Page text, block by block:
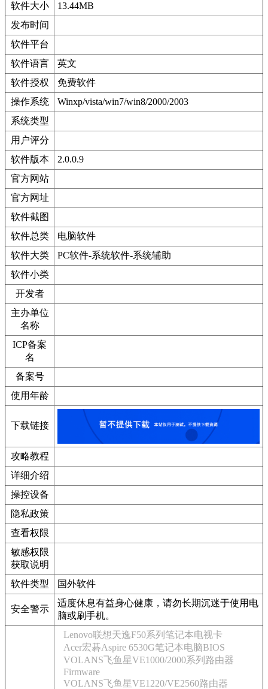
软件大小
13.44MB
发布时间
软件平台
软件语言
英文
软件授权
免费软件
操作系统
Winxp/vista/win7/win8/2000/2003
系统类型
用户评分
软件版本
2.0.0.9
官方网站
官方网址
软件截图
软件总类
电脑软件
软件大类
PC软件-系统软件-系统辅助
软件小类
开发者
主办单位
名称
ICP备案
名
备案号
使用年龄
下载链接
攻略教程
详细介绍
操控设备
隐私政策
查看权限
敏感权限
获取说明
软件类型
国外软件
安全警示
适度休息有益身心健康，请勿长期沉迷于使用电
脑或刷手机。
Lenovo联想天逸F50系列笔记本电视卡
Acer宏碁Aspire 6530G笔记本电脑BIOS
VOLANS飞鱼星VE1000/2000系列路由器
Firmware
VOLANS飞鱼星VE1220/VE2560路由器